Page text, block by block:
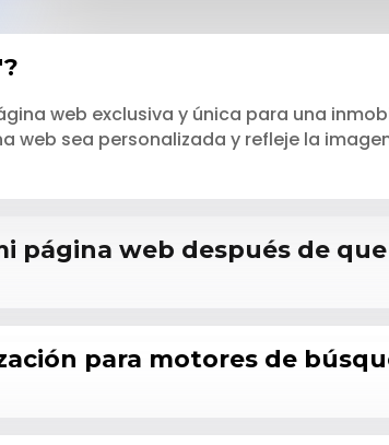
web exclusiva y única para una
sea personalizada y refleje la
página web después de
para motores de